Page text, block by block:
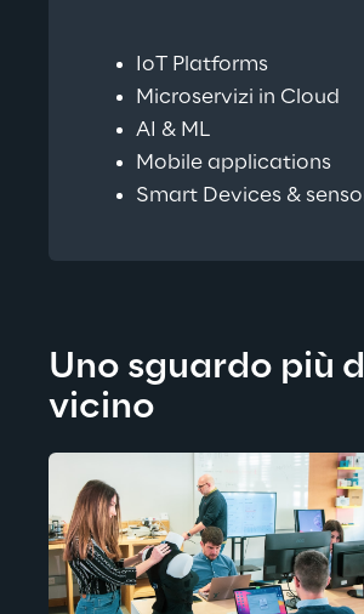
IoT Platforms
Microservizi in Cloud
AI & ML
Mobile applications
Smart Devices &
Uno sguardo più
vicino